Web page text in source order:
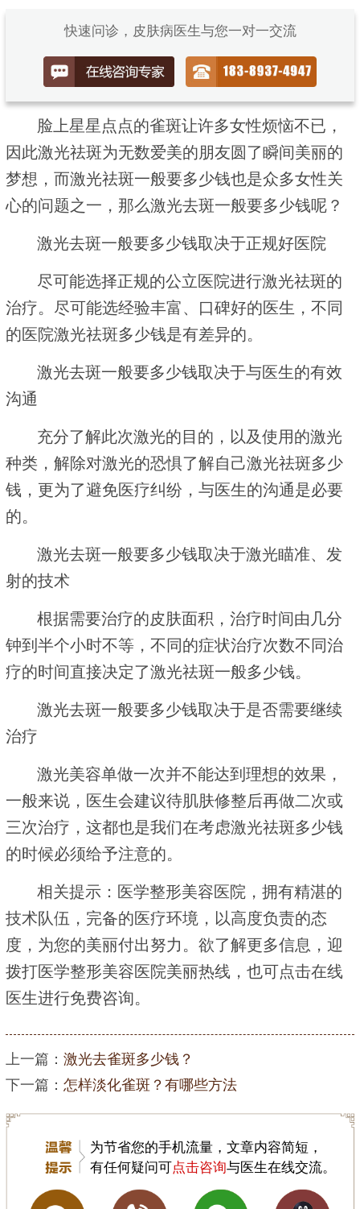
快速问诊，皮肤病医生与您一对一交流
脸上星星点点的雀斑让许多女性烦恼不已，
因此激光祛斑为无数爱美的朋友圆了瞬间美丽的
梦想，而激光祛斑一般要多少钱也是众多女性关
心的问题之一，那么激光去斑一般要多少钱呢？
激光去斑一般要多少钱取决于正规好医院
尽可能选择正规的公立医院进行激光祛斑的
治疗。尽可能选经验丰富、口碑好的医生，不同
的医院激光祛斑多少钱是有差异的。
激光去斑一般要多少钱取决于与医生的有效
沟通
充分了解此次激光的目的，以及使用的激光
种类，解除对激光的恐惧了解自己激光祛斑多少
钱，更为了避免医疗纠纷，与医生的沟通是必要
的。
激光去斑一般要多少钱取决于激光瞄准、发
射的技术
根据需要治疗的皮肤面积，治疗时间由几分
钟到半个小时不等，不同的症状治疗次数不同治
疗的时间直接决定了激光祛斑一般多少钱。
激光去斑一般要多少钱取决于是否需要继续
治疗
激光美容单做一次并不能达到理想的效果，
一般来说，医生会建议待肌肤修整后再做二次或
三次治疗，这都也是我们在考虑激光祛斑多少钱
的时候必须给予注意的。
相关提示：医学整形美容医院，拥有精湛的
技术队伍，完备的医疗环境，以高度负责的态
度，为您的美丽付出努力。欲了解更多信息，迎
拨打医学整形美容医院美丽热线，也可点击在线
医生进行免费咨询。
上一篇： 激光去雀斑多少钱？
下一篇： 怎样淡化雀斑？有哪些方法
为节省您的手机流量，文章内容简短，
有任何疑问可点击咨询与医生在线交流。